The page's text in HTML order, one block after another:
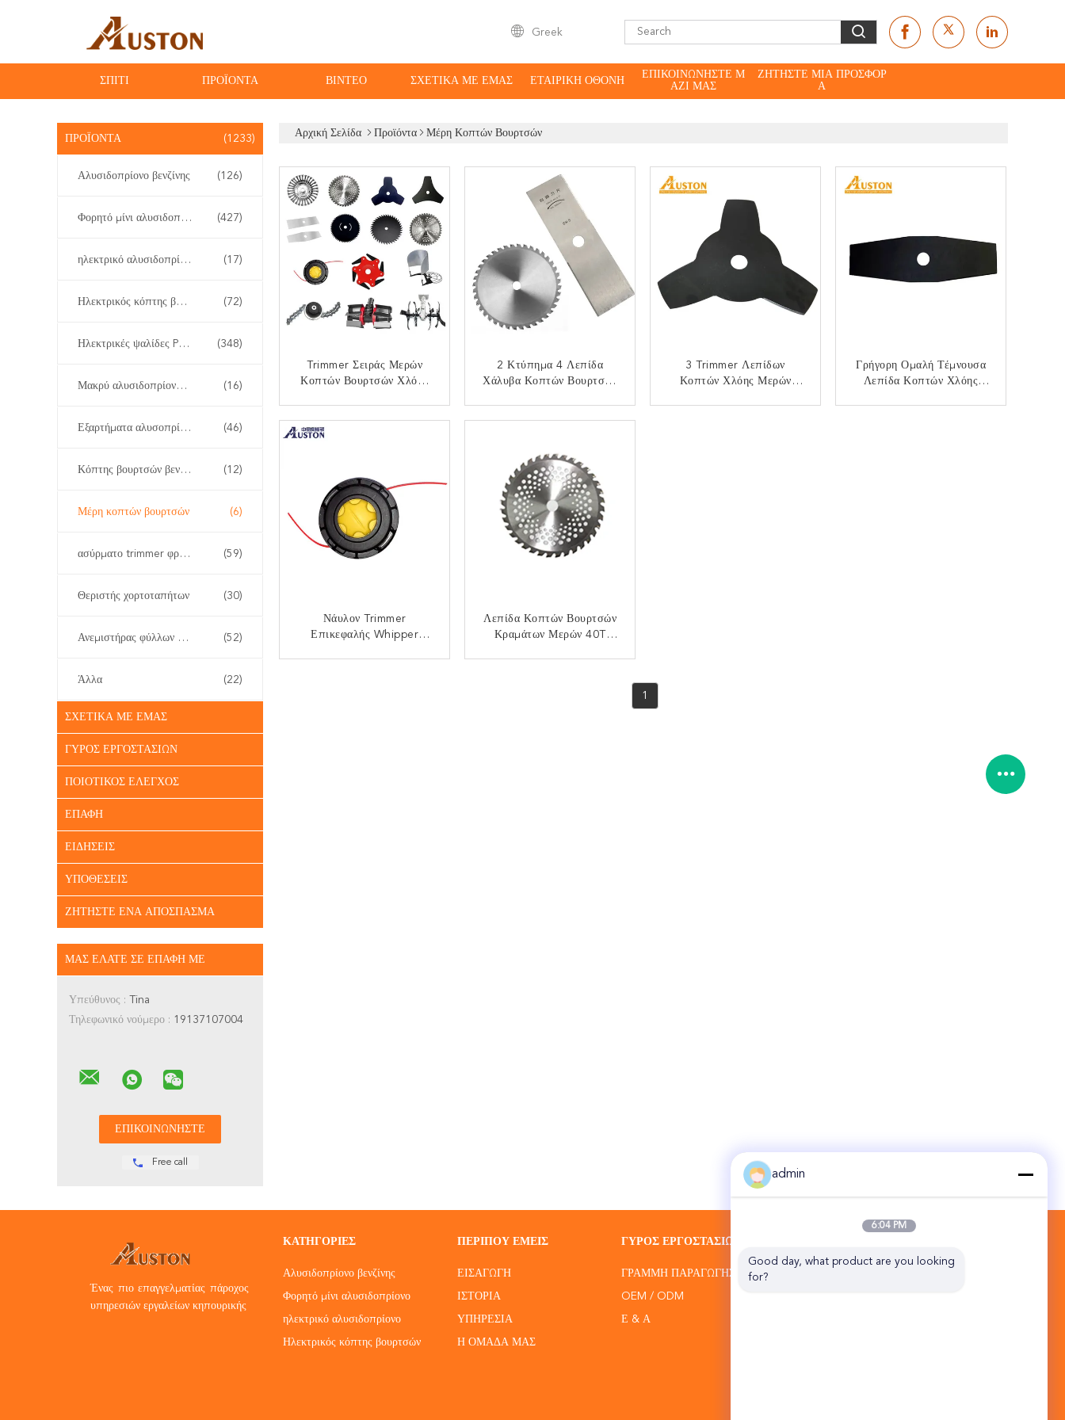
Greek
ΣΠΊΤΙ ΠΡΟΪΌΝΤΑ ΒΊΝΤΕΟ ΣΧΕΤΙΚΆ ΜΕ ΕΜΆΣ ΕΤΑΙΡΙΚΉ ΟΘΌΝΗ
ΕΠΙΚΟΙΝΩΝΉΣΤΕ Μ
ΑΖΊ ΜΑΣ
ΖΗΤΉΣΤΕ ΜΙΑ ΠΡΟΣΦΟΡ
Ά
ΠΡΟΪΌΝΤΑ (1233)
Αλυσιδοπρίονο βενζίνης (126)
Φορητό μίνι αλυσιδοπρίονο (427)
ηλεκτρικό αλυσιδοπρίονο (17)
Ηλεκτρικός κόπτης βουρτσών (72)
Ηλεκτρικές ψαλίδες Pruner (348)
Μακρύ αλυσιδοπρίονο Πολωνού (16)
Εξαρτήματα αλυσοπρίονου (46)
Κόπτης βουρτσών βενζίνης (12)
Μέρη κοπτών βουρτσών (6)
ασύρματο trimmer φρακτών (59)
Θεριστής χορτοταπήτων (30)
Ανεμιστήρας φύλλων και χιονιού (52)
Άλλα (22)
ΣΧΕΤΙΚΆ ΜΕ ΕΜΆΣ
ΓΎΡΟΣ ΕΡΓΟΣΤΑΣΊΩΝ
ΠΟΙΟΤΙΚΌΣ ΈΛΕΓΧΟΣ
ΕΠΑΦΉ
ΕΙΔΉΣΕΙΣ
ΥΠΟΘΈΣΕΙΣ
ΖΗΤΉΣΤΕ ΈΝΑ ΑΠΌΣΠΑΣΜΑ
ΜΑΣ ΕΛΆΤΕ ΣΕ ΕΠΑΦΉ ΜΕ
Υπεύθυνος : Tina
Τηλεφωνικό νούμερο : 19137107004
Free call
Αρχική Σελίδα Προϊόντα Μέρη Κοπτών Βουρτσών
Trimmer Σειράς Μερών
Κοπτών Βουρτσών Χλόης
ΕΠΙΚΟΙΝΩΝΉΣΤΕ
2 Κτύπημα 4 Λεπίδα
Χάλυβα Κοπτών Βουρτσών
ΕΠΙΚΟΙΝΩΝΉΣΤΕ
3 Trimmer Λεπίδων
Κοπτών Χλόης Μερών
Γρήγορη Ομαλή Τέμνουσα
Λεπίδα Κοπτών Χλόης
Νάυλον Trimmer
Επικεφαλής Whipper
Λεπίδα Κοπτών Βουρτσών
Κραμάτων Μερών 40T
1
Ένας πιο επαγγελματίας πάροχος
υπηρεσιών εργαλείων κηπουρικής
ΚΑΤΗΓΟΡΊΕΣ
Αλυσιδοπρίονο βενζίνης
Φορητό μίνι αλυσιδοπρίονο
ηλεκτρικό αλυσιδοπρίονο
Ηλεκτρικός κόπτης βουρτσών
ΠΕΡΊΠΟΥ ΕΜΕΊΣ
ΕΙΣΑΓΩΓΉ
ΙΣΤΟΡΊΑ
ΥΠΗΡΕΣΊΑ
Η ΟΜΆΔΑ ΜΑΣ
ΓΎΡΟΣ ΕΡΓΟΣΤΑΣΊΩΝ
ΓΡΑΜΜΉ ΠΑΡΑΓΩΓΉΣ
OEM / ODM
Ε & Α
Zhengzhou Auston Machinery Equipment
admin
6:04 PM
Good day, what product are you looking
for?